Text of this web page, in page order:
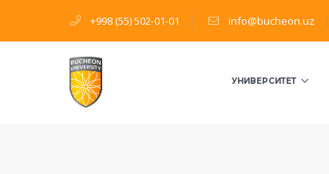
+998 (55) 502-01-01 info@bucheon.uz
УНИВЕРСИТЕТ